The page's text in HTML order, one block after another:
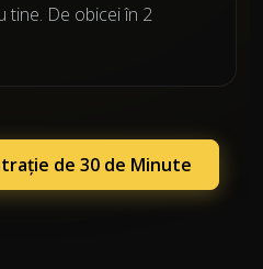
tine. De obicei în 2
de 30 de Minute